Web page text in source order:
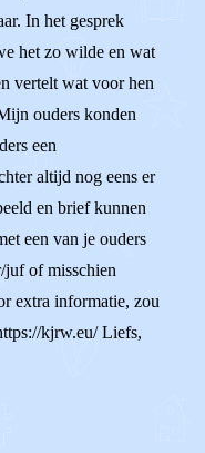
In het gesprek
het zo wilde en wat
vertelt wat voor hen
ouders konden
een
altijd nog eens er
en brief kunnen
een van je ouders
juf of misschien
extra informatie, zou
kjrw.eu/ Liefs,